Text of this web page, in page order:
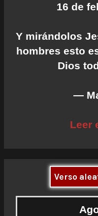
16 de
Y mirándolos
hombres esto
Dios
—
Leer
Verso